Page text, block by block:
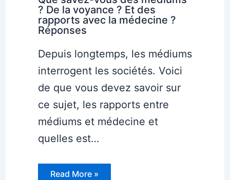
? De la voyance ? Et des
rapports avec la médecine ?
Réponses
Depuis longtemps, les médiums
interrogent les sociétés. Voici
de que vous devez savoir sur
ce sujet, les rapports entre
médiums et médecine et
quelles est…
Read More »